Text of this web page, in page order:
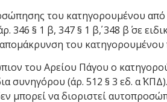
του κατηγορουμένου
346 § 1 β, 347 § 1 β΄, 348 β΄ σε
του κατηγορουμένου
του Αρείου Πάγου ο
συνηγόρου (άρ. 512 § 3 εδ. α΄
μπορεί να διοριστεί